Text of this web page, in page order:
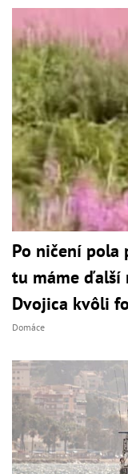
Po ničení pola
tu máme ďalší
Dvojica kvôli
Domáce